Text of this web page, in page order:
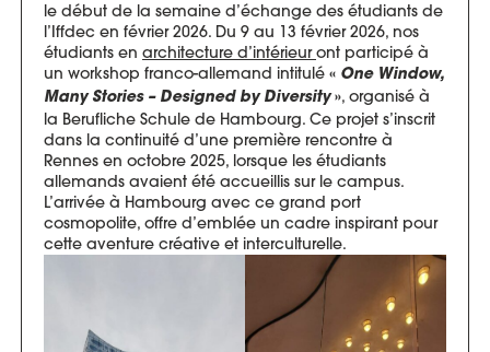
le début de la semaine d’échange des étudiants de
l’Iffdec en février 2026. Du 9 au 13 février 2026, nos
étudiants en architecture d’intérieuront participé à
un workshop franco-allemand intitulé « One Window,
Many Stories – Designed by Diversity», organisé à
la Berufliche Schule de Hambourg. Ce projet s’inscrit
dans la continuité d’une première rencontre à
Rennes en octobre 2025, lorsque les étudiants
allemands avaient été accueillis sur le campus.
L’arrivée à Hambourg avec ce grand port
cosmopolite, offre d’emblée un cadre inspirant pour
cette aventure créative et interculturelle.